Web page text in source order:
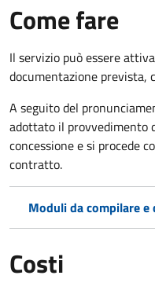
Come fare
Il servizio può essere
documentazione prevista,
A seguito del
adottato il provvedimento
concessione e si procede
contratto.
Moduli da compilare
Costi